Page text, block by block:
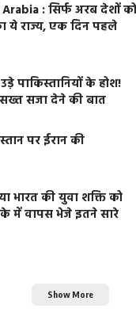
: सिर्फ अरब देशों को
ये राज्य, एक दिन पहले
पाकिस्तानियों के होश!
सजा देने की बात
पर ईरान की
भारत की युवा शक्ति को
में वापस भेजे इतने सारे
Show More